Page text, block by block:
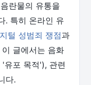
란물의 유통을
. 특히 온라인 유
털 성범죄 쟁점과
글에서는 음화
유포 목적'), 관련
다.